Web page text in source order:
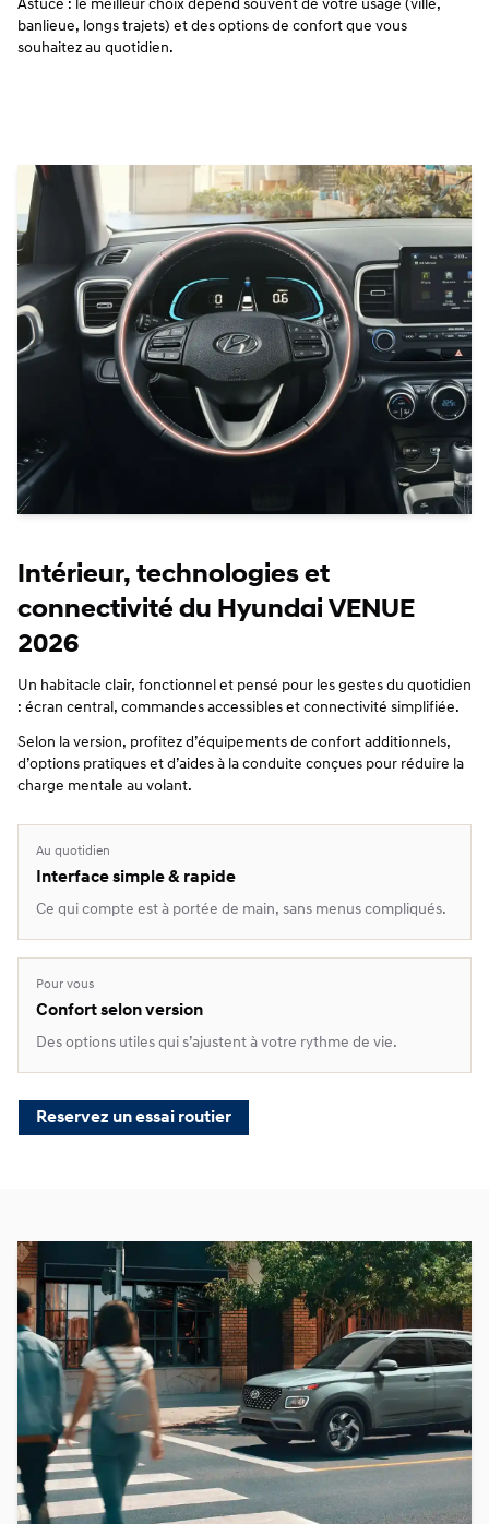
Astuce : le meilleur choix dépend souvent de votre usage (ville,
banlieue, longs trajets) et des options de confort que vous
souhaitez au quotidien.
Intérieur, technologies et
connectivité du Hyundai VENUE
2026
Un habitacle clair, fonctionnel et pensé pour les gestes du quotidien
: écran central, commandes accessibles et connectivité simplifiée.
Selon la version, profitez d’équipements de confort additionnels,
d’options pratiques et d’aides à la conduite conçues pour réduire la
charge mentale au volant.
Au quotidien
Interface simple & rapide
Ce qui compte est à portée de main, sans menus compliqués.
Pour vous
Confort selon version
Des options utiles qui s’ajustent à votre rythme de vie.
Reservez un essai routier